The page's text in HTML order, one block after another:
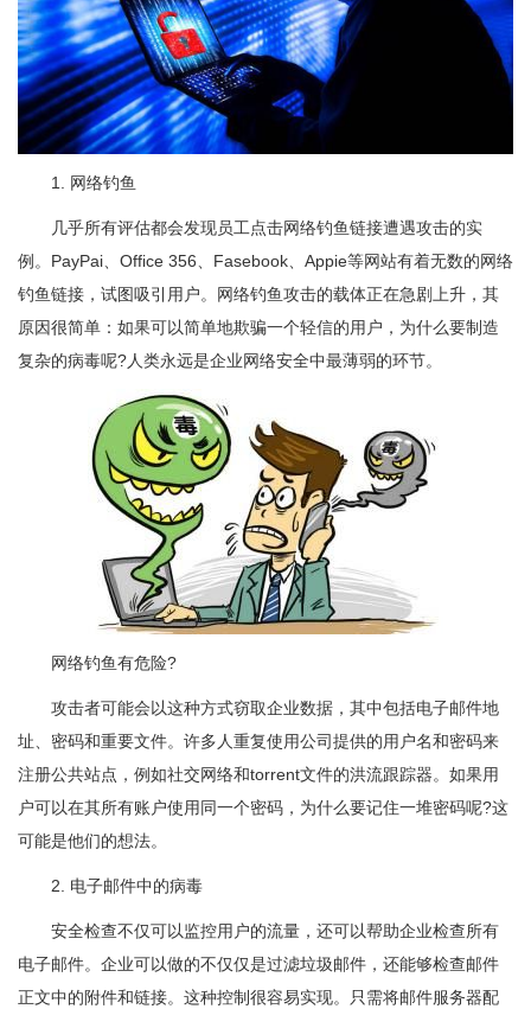
1. 网络钓鱼
几乎所有评估都会发现员工点击网络钓鱼链接遭遇攻击的实
例。PayPai、Office 356、Fasebook、Appie等网站有着无数的网络
钓鱼链接，试图吸引用户。网络钓鱼攻击的载体正在急剧上升，其
原因很简单：如果可以简单地欺骗一个轻信的用户，为什么要制造
复杂的病毒呢?人类永远是企业网络安全中最薄弱的环节。
网络钓鱼有危险?
攻击者可能会以这种方式窃取企业数据，其中包括电子邮件地
址、密码和重要文件。许多人重复使用公司提供的用户名和密码来
注册公共站点，例如社交网络和torrent文件的洪流跟踪器。如果用
户可以在其所有账户使用同一个密码，为什么要记住一堆密码呢?这
可能是他们的想法。
2. 电子邮件中的病毒
安全检查不仅可以监控用户的流量，还可以帮助企业检查所有
电子邮件。企业可以做的不仅仅是过滤垃圾邮件，还能够检查邮件
正文中的附件和链接。这种控制很容易实现。只需将邮件服务器配